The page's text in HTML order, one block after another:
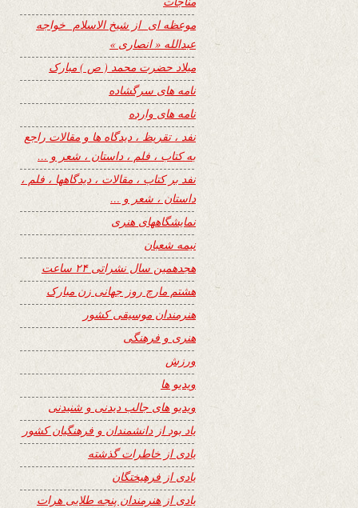
موعظه ای از شیخ الاسلام خواجه
عبدالله « انصاری »
میلاد حضرت محمد ( ص ) مبارک
نامه های سرگشاده
نامه های وارده
نفد ، تقریظ ، دیدگاه ها و مقالات راجع
به کتاب ، فلم ، داستان ، شعر و …
نفد بر کتاب ، مقالات ، دیدگاهها ، فلم ،
داستان ، شعر و …
نمایشگاههای هنری
نیمه شعبان
هجدهمین سال نشراتی ۲۴ ساعت
هشتم مارچ روز جهانی زن مبارک
هنرمندان موسیقی کشور
هنری و فرهنگی
ورزش
ویدیو ها
ویدیو های جالب دیدنی و شنیدنی
یاد بود از دانشمندان و فرهنگیان کشور
یادی از خاطرات گذشته
یادی از فرهیختگان
یادی از هنرمندان پنجه طلایی هرات